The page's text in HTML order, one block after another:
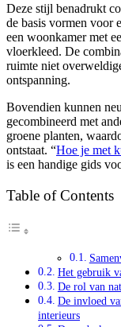
Deze stijl benadrukt
de basis vormen voor
een woonkamer met
vloerkleed. De
ruimte niet
ontspanning.
Bovendien kunnen
gecombineerd met
groene planten,
ontstaat. “Hoe je met
is een handige gids
Table of Contents
Het gebruik
De rol van
De invloed
interieurs